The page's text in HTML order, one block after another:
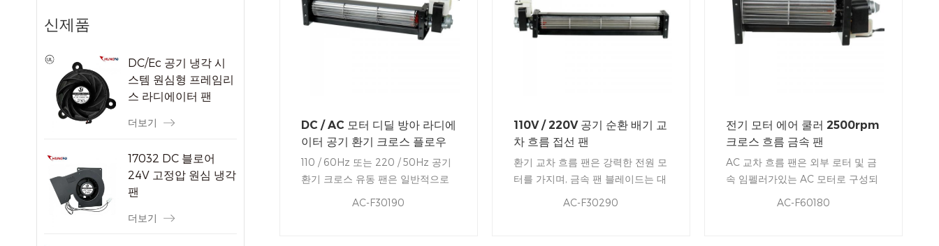
신제품
DC/Ec 공기 냉각 시
스템 원심형 프레임리
스 라디에이터 팬
더보기
17032 DC 블로어
24V 고정압 원심 냉각
팬
더보기
DC / AC 모터 디딜 방아 라디에
이터 공기 환기 크로스 플로우
부채
110 / 60Hz 또는 220 / 50Hz 공기
환기 크로스 유동 팬은 일반적으로
AC-F30190
110V / 220V 공기 순환 배기 교
차 흐름 접선 팬
환기 교차 흐름 팬은 강력한 전원 모
터를 가지며, 금속 팬 블레이드는 대
AC-F30290
전기 모터 에어 쿨러 2500rpm
크로스 흐름 금속 팬
AC 교차 흐름 팬은 외부 로터 및 금
속 임펠러가있는 AC 모터로 구성되
AC-F60180